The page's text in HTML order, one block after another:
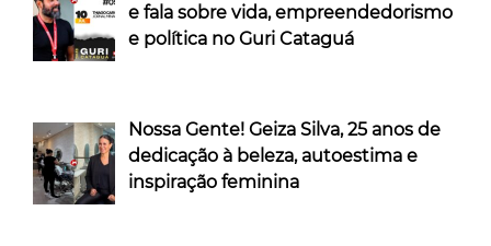
e fala sobre vida, empreendedorismo
e política no Guri Cataguá
Nossa Gente! Geiza Silva, 25 anos de
dedicação à beleza, autoestima e
inspiração feminina